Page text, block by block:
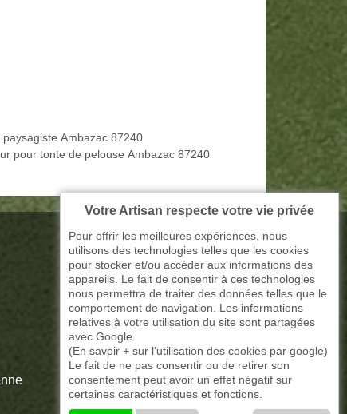
paysagiste Ambazac 87240
pour tonte de pelouse Ambazac 87240
Votre Artisan respecte votre vie privée
Pour offrir les meilleures expériences, nous
utilisons des technologies telles que les cookies
pour stocker et/ou accéder aux informations des
appareils. Le fait de consentir à ces technologies
nous permettra de traiter des données telles que le
comportement de navigation. Les informations
relatives à votre utilisation du site sont partagées
avec Google.
(En savoir + sur l'utilisation des cookies par google)
Le fait de ne pas consentir ou de retirer son
consentement peut avoir un effet négatif sur
certaines caractéristiques et fonctions.